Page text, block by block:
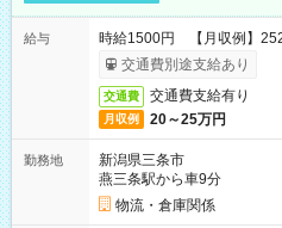
給与
時給1500円 【月収例】
交通費別途支給あり
交通費 交通費支給有り
月収例 20～25万円
勤務地
新潟県三条市
燕三条駅から車9分
物流・倉庫関係